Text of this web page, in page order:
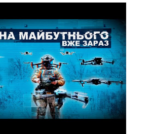
ОБЕЩАНИЯ В ПРОЦЕССЕ
ВСЕ ОБЕЩАНИЯ
АРХИВНЫЕ ОБЕЩАНИЯ